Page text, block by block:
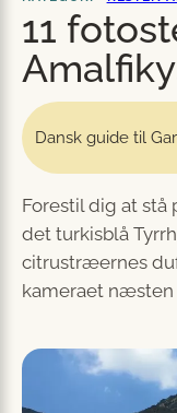
11
Dansk guide til
Forestil dig at stå
det turkisblå
citrustræernes
kameraet næsten